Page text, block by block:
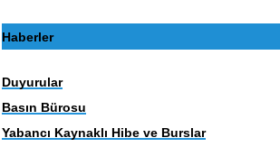
Haberler
Duyurular
Basın Bürosu
Yabancı Kaynaklı Hibe ve Burslar